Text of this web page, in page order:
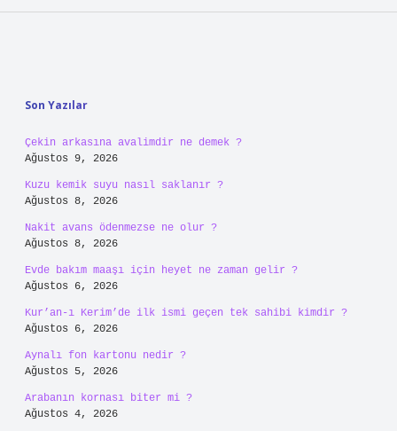
Son Yazılar
Çekin arkasına avalimdir ne demek ?
Ağustos 9, 2026
Kuzu kemik suyu nasıl saklanır ?
Ağustos 8, 2026
Nakit avans ödenmezse ne olur ?
Ağustos 8, 2026
Evde bakım maaşı için heyet ne zaman gelir ?
Ağustos 6, 2026
Kur’an-ı Kerim’de ilk ismi geçen tek sahibi kimdir ?
Ağustos 6, 2026
Aynalı fon kartonu nedir ?
Ağustos 5, 2026
Arabanın kornası biter mi ?
Ağustos 4, 2026